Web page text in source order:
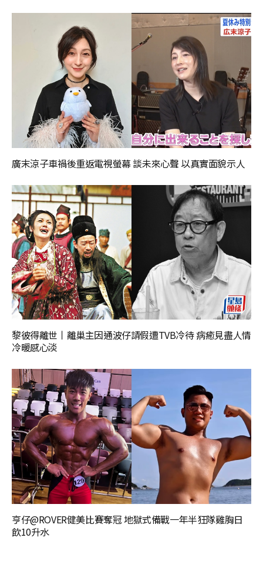
廣末涼子車禍後重返電視螢幕 談未來心聲 以真實面貌示人
黎彼得離世丨離巢主因通波仔請假遭TVB冷待 病癒見盡人情
冷暖感心淡
亨仔@ROVER健美比賽奪冠 地獄式備戰一年半狂隊雞胸日
飲10升水